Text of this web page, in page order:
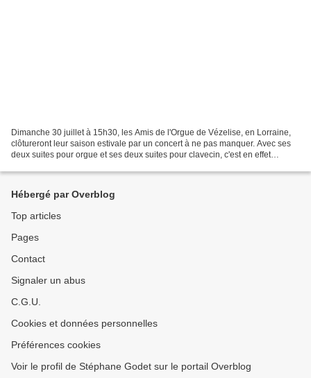
Dimanche 30 juillet à 15h30, les Amis de l'Orgue de Vézelise, en Lorraine,
clôtureront leur saison estivale par un concert à ne pas manquer. Avec ses
deux suites pour orgue et ses deux suites pour clavecin, c'est en effet
Hébergé par Overblog
Top articles
Pages
Contact
Signaler un abus
C.G.U.
Cookies et données personnelles
Préférences cookies
Voir le profil de Stéphane Godet sur le portail Overblog